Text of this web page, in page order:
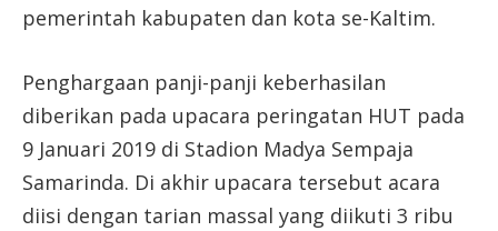
pemerintah kabupaten dan kota se-Kaltim.
Penghargaan panji-panji keberhasilan
diberikan pada upacara peringatan HUT pada
9 Januari 2019 di Stadion Madya Sempaja
Samarinda. Di akhir upacara tersebut acara
diisi dengan tarian massal yang diikuti 3 ribu